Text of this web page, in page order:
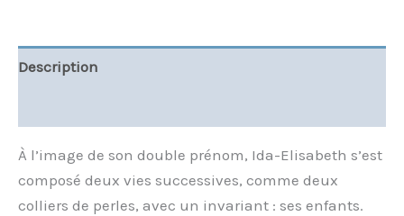
Description
À l’image de son double prénom, Ida-Elisabeth s’est
composé deux vies successives, comme deux
colliers de perles, avec un invariant : ses enfants.